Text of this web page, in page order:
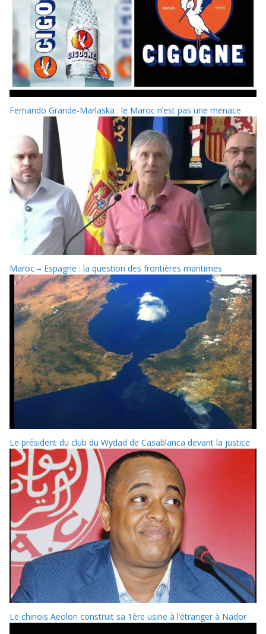
Fernando Grande-Marlaska : le Maroc n’est pas une menace
Maroc – Espagne : la question des frontières maritimes
Le président du club du Wydad de Casablanca devant la justice
Le chinois Aeolon construit sa 1ère usine à l’étranger à Nador